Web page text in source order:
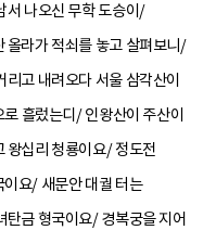
서 나오신 무학 도승이/
올라가 적쇠를 놓고 살펴보니/
고 내려오다 서울 삼각산이
흘렀는디/ 인왕산이 주산이
왕십리 청룡이요/ 정도전
요/ 새문안 대궐 터는
금 형국이요/ 경복궁을 지어